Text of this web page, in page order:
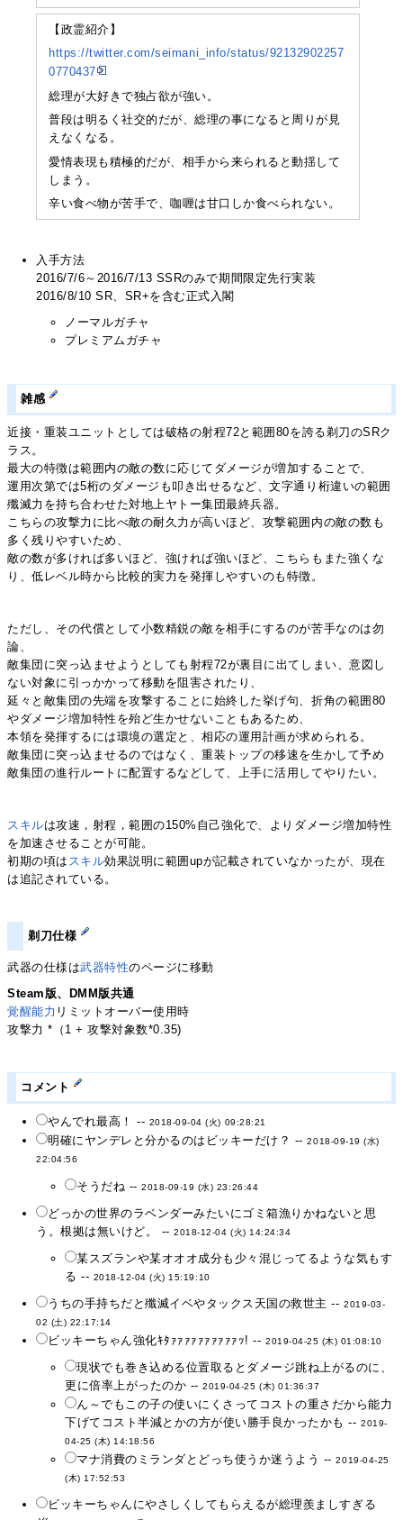
【政霊紹介】
https://twitter.com/seimani_info/status/92132902257
0770437
総理が大好きで独占欲が強い。
普段は明るく社交的だが、総理の事になると周りが見
えなくなる。
愛情表現も積極的だが、相手から来られると動揺して
しまう。
辛い食べ物が苦手で、咖喱は甘口しか食べられない。
入手方法
2016/7/6～2016/7/13 SSRのみで期間限定先行実装
2016/8/10 SR、SR+を含む正式入閣
ノーマルガチャ
プレミアムガチャ
雑感
近接・重装ユニットとしては破格の射程72と範囲80を誇る剃刀のSRク
ラス。
最大の特徴は範囲内の敵の数に応じてダメージが増加することで、
運用次第では5桁のダメージも叩き出せるなど、文字通り桁違いの範囲
殲滅力を持ち合わせた対地上ヤトー集団最終兵器。
こちらの攻撃力に比べ敵の耐久力が高いほど、攻撃範囲内の敵の数も
多く残りやすいため、
敵の数が多ければ多いほど、強ければ強いほど、こちらもまた強くな
り、低レベル時から比較的実力を発揮しやすいのも特徴。
ただし、その代償として小数精鋭の敵を相手にするのが苦手なのは勿
論、
敵集団に突っ込ませようとしても射程72が裏目に出てしまい、意図し
ない対象に引っかかって移動を阻害されたり、
延々と敵集団の先端を攻撃することに始終した挙げ句、折角の範囲80
やダメージ増加特性を殆ど生かせないこともあるため、
本領を発揮するには環境の選定と、相応の運用計画が求められる。
敵集団に突っ込ませるのではなく、重装トップの移速を生かして予め
敵集団の進行ルートに配置するなどして、上手に活用してやりたい。
スキルは攻速，射程，範囲の150%自己強化で、よりダメージ増加特性
を加速させることが可能。
初期の頃は スキル効果説明に範囲upが記載されていなかったが、現在
は追記されている。
剃刀仕様
武器の仕様は武器特性のページに移動
Steam版、DMM版共通
覚醒能力 リミットオーバー使用時
攻撃力 *（1 + 攻撃対象数*0.35)
コメント
やんでれ最高！ -- 2018-09-04 (火) 09:28:21
明確にヤンデレと分かるのはビッキーだけ？ --2018-09-19 (水)
22:04:56
そうだね --2018-09-19 (水) 23:26:44
どっかの世界のラベンダーみたいにゴミ箱漁りかねないと思
う。根拠は無いけど。 --2018-12-04 (火) 14:24:34
某スズランや某オオオ成分も少々混じってるような気もす
る -- 2018-12-04 (火) 15:19:10
うちの手持ちだと殲滅イベやタックス天国の救世主 --2019-03-
02 (土) 22:17:14
ビッキーちゃん強化ｷﾀｧｧｧｧｧｧｧｧｧｧｯ! --2019-04-25 (木) 01:08:10
現状でも巻き込める位置取るとダメージ跳ね上がるのに、
更に倍率上がったのか --2019-04-25 (木) 01:36:37
ん～でもこの子の使いにくさってコストの重さだから能力
下げてコスト半減とかの方が使い勝手良かったかも --2019-
04-25 (木) 14:18:56
マナ消費のミランダとどっち使うか迷うよう --2019-04-25
(木) 17:52:53
ビッキーちゃんにやさしくしてもらえるが総理羨ましすぎる